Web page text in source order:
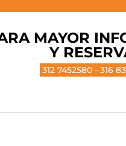
MAYOR
Y
312 7452580 - 316